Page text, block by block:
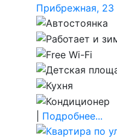
Прибрежная, 23
Подробнее...